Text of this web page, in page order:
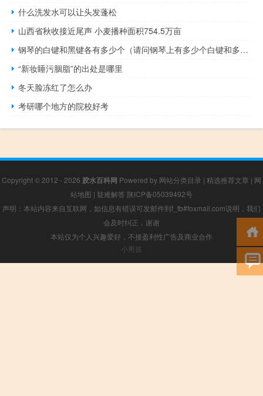
什么洗发水可以让头发蓬松
山西省秋收接近尾声 小麦播种面积754.5万亩
钢琴的白键和黑键各有多少个（请问钢琴上有多少个白键和多少个黑键 它们之间有什么区别 之）
“新妆睡污胭脂”的出处是哪里
冬天脸冻红了怎么办
考研哪个地方的院校好考
Copyright © 2012 - 2026 胶水百科网 Powered by 网站分类目录 | 精选推荐文章 | 网
站地图 | 疑难解答 陕ICP备05039492号
声明：本站内容来自互联网，如信息有错误可发邮件到f_fb#foxmail.com说明，我们
会及时纠正，谢谢
本站仅为个人兴趣爱好，不接盈利性广告及商业合作
小男孩